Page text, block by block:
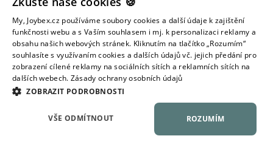
Můj účet
Informace obchodu
Všechna práva vyhrazena ©
My, Joybex.cz používáme soubory cookies a další údaje k zajištění
funkčnosti webu a s Vaším souhlasem i mj. k personalizaci reklamy a
obsahu našich webových stránek. Kliknutím na tlačítko „Rozumím“
souhlasíte s využívaním cookies a dalších údajů vč. jejich předání pro
zobrazení cílené reklamy na sociálních sítích a reklamních sítích na
dalších webech. Zásady ochrany osobních údajů
ZOBRAZIT PODROBNOSTI
ROZUMÍM
VŠE ODMÍTNOUT